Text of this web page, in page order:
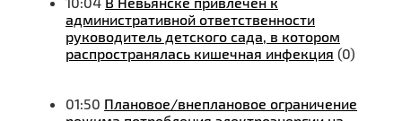
административной ответственности
руководитель детского сада, в котором
распространялась кишечная инфекция (0)
01:50 Плановое/внеплановое ограничение